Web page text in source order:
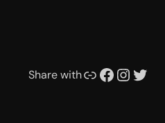
Share withΣυνδέσμου Facebook Instagram Twitter